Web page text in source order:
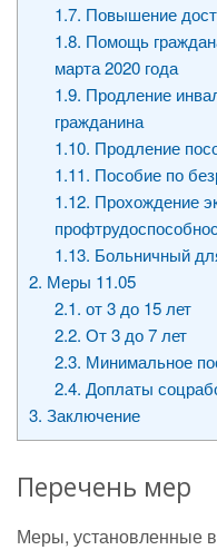
1.7. Повышение
1.8. Помощь
марта 2020 года
1.9. Продление
гражданина
1.10. Продление
1.11. Пособие по
1.12. Прохождение
1.13. Больничный
2. Меры 11.05
2.1. от 3 до 15 лет
2.2. От 3 до 7 лет
2.3. Минимальное
2.4. Доплаты
3. Заключение
Перечень мер
Меры, установленные